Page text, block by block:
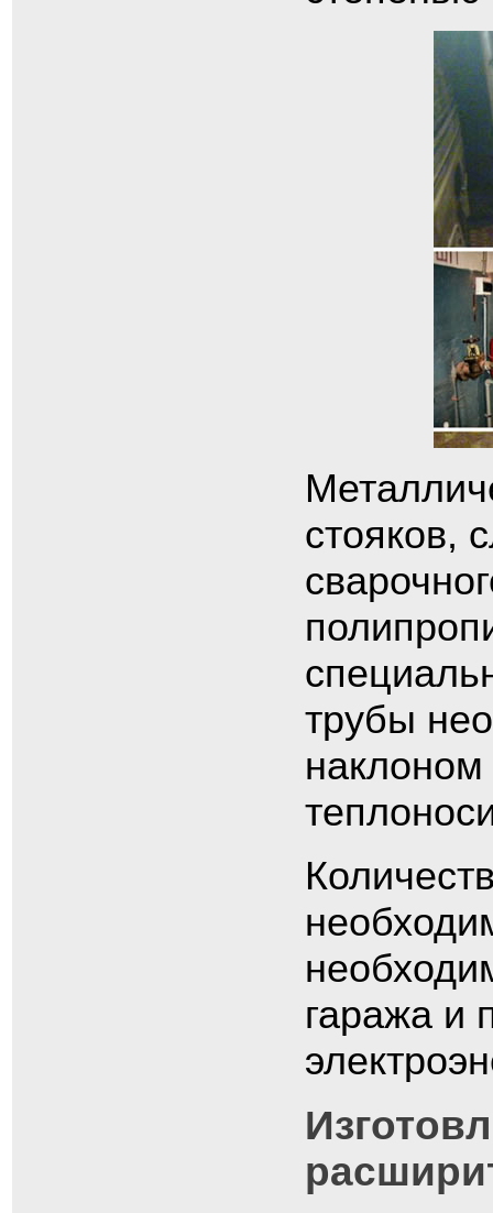
стояков,
трубы
наклоном
гаража и